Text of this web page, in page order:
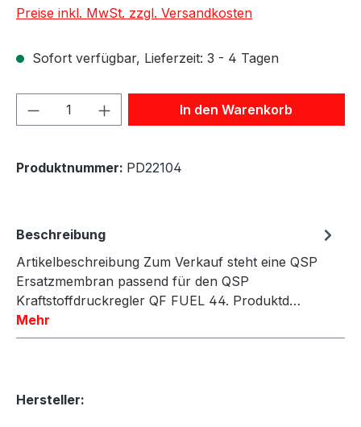
Preise inkl. MwSt. zzgl. Versandkosten
Sofort verfügbar, Lieferzeit: 3 - 4 Tagen
Produkt Anzahl: Gib denIn den Warenkorb
Produktnummer: PD22104
Beschreibung
Artikelbeschreibung Zum Verkauf steht eine QSP
Ersatzmembran passend für den QSP
Kraftstoffdruckregler QF FUEL 44. Produktd…
Mehr
Hersteller: